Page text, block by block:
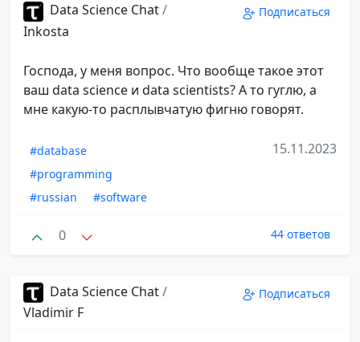
Data Science Chat/
Inkosta
Подписаться
Господа, у меня вопрос. Что вообще такое этот
ваш data science и data scientists? А то гуглю, а
мне какую-то расплывчатую фигню говорят.
#database
#programming
#russian
#software
15.11.2023
0 44 ответов
Data Science Chat/
Vladimir F
Подписаться